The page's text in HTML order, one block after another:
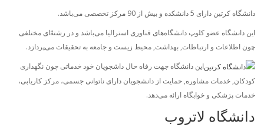
دانشگاه کرتین دارای 5 دانشکده و بیش از 90 مرکز تخصصی می‌باشد.
این دانشگاه عضو کلوپ دانشگاه‌های فناوری استرالیا می‌باشد و در رشته‌ّای مختلفی
چون اطلاعات و ارتباطات, بهداشت, محیط زیست و جامعه به تحقیقات می‌پردازد.
این دانشگاه جهت رفاه حال داشجویان خود خدماتی چون نگهداری
کودکان, خدمات مشاوره, حمایت از دانشجویان دارای ناتوانی جسمی، مرکز کاریابی،
خدمات پزشکی و خوابگاه ارائه می‌دهد.
دانشگاه لاتروب